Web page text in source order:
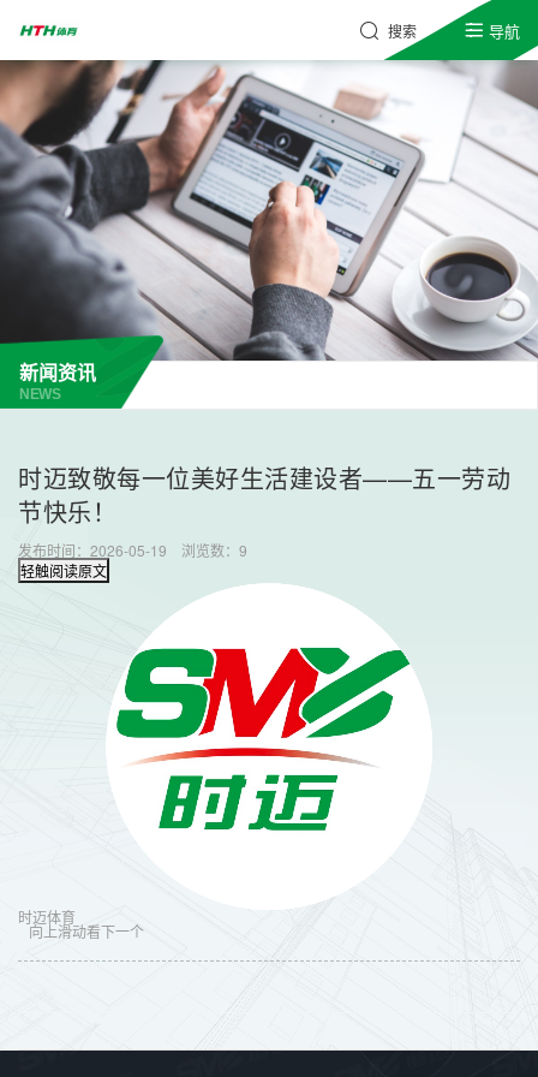
搜索 导航
新闻资讯
NEWS
时迈致敬每一位美好生活建设者——五一劳动
节快乐！
发布时间：2026-05-19 浏览数： 9
轻触阅读原文
时迈体育
向上滑动看下一个